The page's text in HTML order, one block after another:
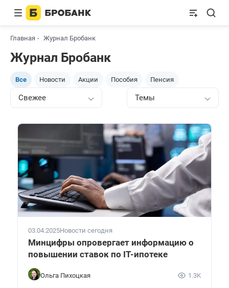
Главная Журнал Бробанк
Журнал Бробанк
Все Новости Акции Пособия Пенсия
Свежее Темы
03.04.2025Новости сегодня
Минцифры опровергает информацию о
повышении ставок по IT-ипотеке
Ольга Пихоцкая 1.3K